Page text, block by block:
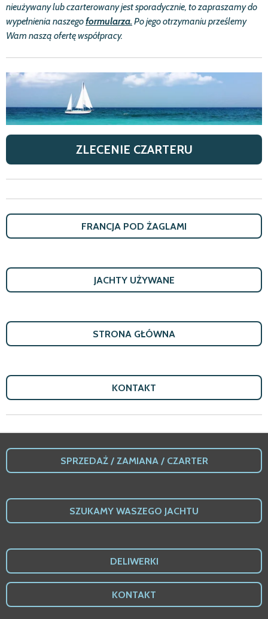
nieużywany lub czarterowany jest sporadycznie, to zapraszamy do
wypełnienia naszegoformularza. Po jego otrzymaniu prześlemy
Wam naszą ofertę współpracy.
ZLECENIE CZARTERU
FRANCJA POD ŻAGLAMI
JACHTY UŻYWANE
STRONA GŁÓWNA
KONTAKT
SPRZEDAŻ /ZAMIANA / CZARTER
SZUKAMY WASZEGO JACHTU
DELIWERKI
KONTAKT